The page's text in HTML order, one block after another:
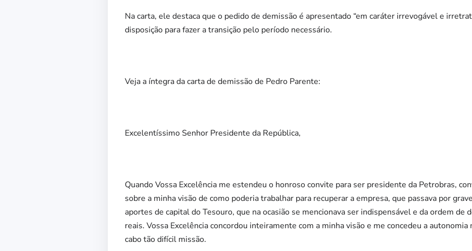
Na carta, ele destaca que o pedido de demissão é apresentado “em caráter irrevogável e
disposição para fazer a transição pelo período necessário.
Veja a íntegra da carta de demissão de Pedro Parente:
Excelentíssimo Senhor Presidente da República,
Quando Vossa Excelência me estendeu o honroso convite para ser presidente da Petrobras,
sobre a minha visão de como poderia trabalhar para recuperar a empresa, que passava por
aportes de capital do Tesouro, que na ocasião se mencionava ser indispensável e da ordem de
reais. Vossa Excelência concordou inteiramente com a minha visão e me concedeu a autonomia
cabo tão difícil missão.